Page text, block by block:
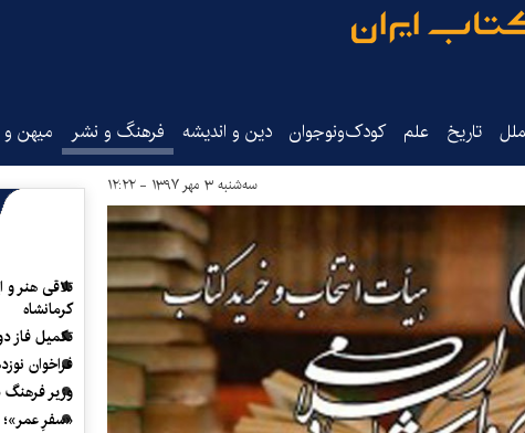
تاریخ‌ علم کودک‌ونوجوان دین و اندیشه فرهنگ و نشر میهن
سه‌شنبه ۳ مهر ۱۳۹۷ - ۱۲:۲۲
تلاقی هنر و
کرمانشاه
تکمیل فاز
فراخوان
وزیر
«سفرِ عمر»؛